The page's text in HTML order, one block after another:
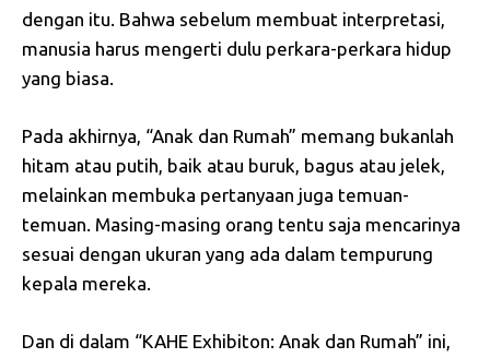
dengan itu. Bahwa sebelum membuat interpretasi,
manusia harus mengerti dulu perkara-perkara hidup
yang biasa.
Pada akhirnya, “Anak dan Rumah” memang bukanlah
hitam atau putih, baik atau buruk, bagus atau jelek,
melainkan membuka pertanyaan juga temuan-
temuan. Masing-masing orang tentu saja mencarinya
sesuai dengan ukuran yang ada dalam tempurung
kepala mereka.
Dan di dalam “KAHE Exhibiton: Anak dan Rumah” ini,